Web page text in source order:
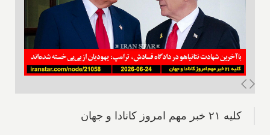
کلیه ۲۱ خبر مهم امروز کانادا و جهان